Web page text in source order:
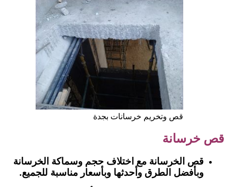
قص وتخريم خرسانات بجدة
قص خرسانة
قص الخرسانة مع اختلاف حجم وسماكة الخرسانة
وبأفضل الطرق وأحدثها وبأسعار مناسبة للجميع.